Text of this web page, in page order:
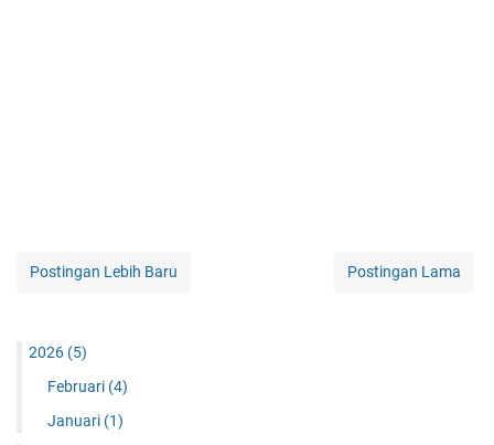
Postingan Lebih Baru Postingan Lama
2026 (5)
Februari (4)
Januari (1)